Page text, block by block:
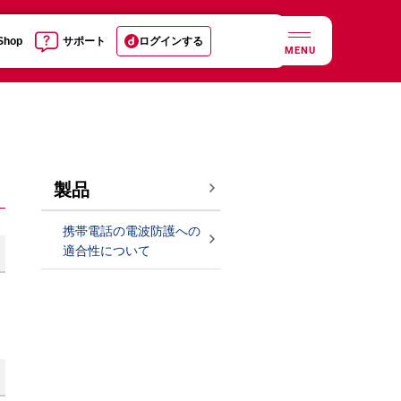
サポート ログインする
MENU
製品
携帯電話の電波防護への
適合性について